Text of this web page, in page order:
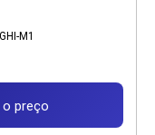
M1
preço